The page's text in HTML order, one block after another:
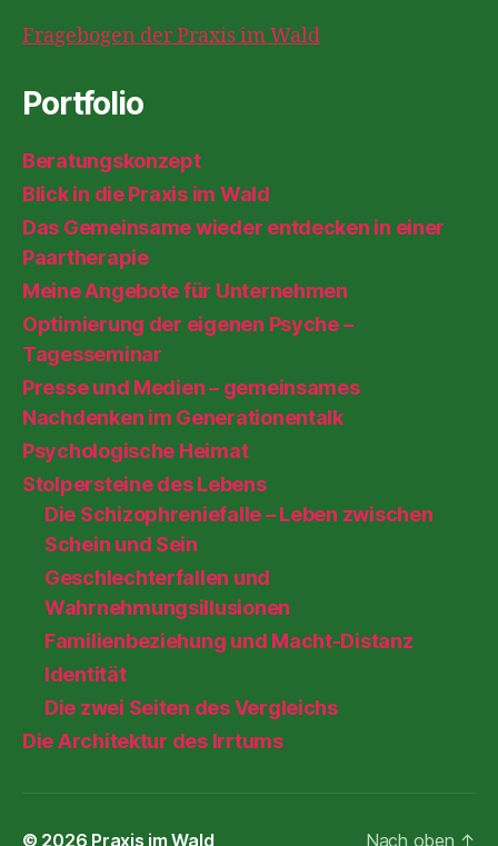
Fragebogen der Praxis im Wald
Portfolio
Beratungskonzept
Blick in die Praxis im Wald
Das Gemeinsame wieder entdecken in einer
Paartherapie
Meine Angebote für Unternehmen
Optimierung der eigenen Psyche –
Tagesseminar
Presse und Medien – gemeinsames
Nachdenken im Generationentalk
Psychologische Heimat
Stolpersteine des Lebens
Die Schizophreniefalle – Leben zwischen
Schein und Sein
Geschlechterfallen und
Wahrnehmungsillusionen
Familienbeziehung und Macht-Distanz
Identität
Die zwei Seiten des Vergleichs
Die Architektur des Irrtums
© 2026 Praxis im Wald Nach oben ↑